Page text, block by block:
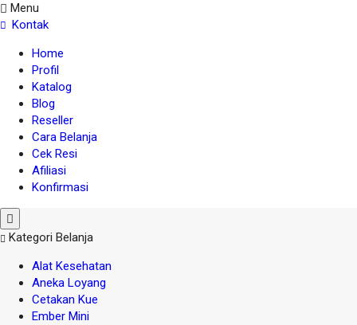
Menu
Kontak
Home
Profil
Katalog
Blog
Reseller
Cara Belanja
Cek Resi
Afiliasi
Konfirmasi
Kategori Belanja
Alat Kesehatan
Aneka Loyang
Cetakan Kue
Ember Mini